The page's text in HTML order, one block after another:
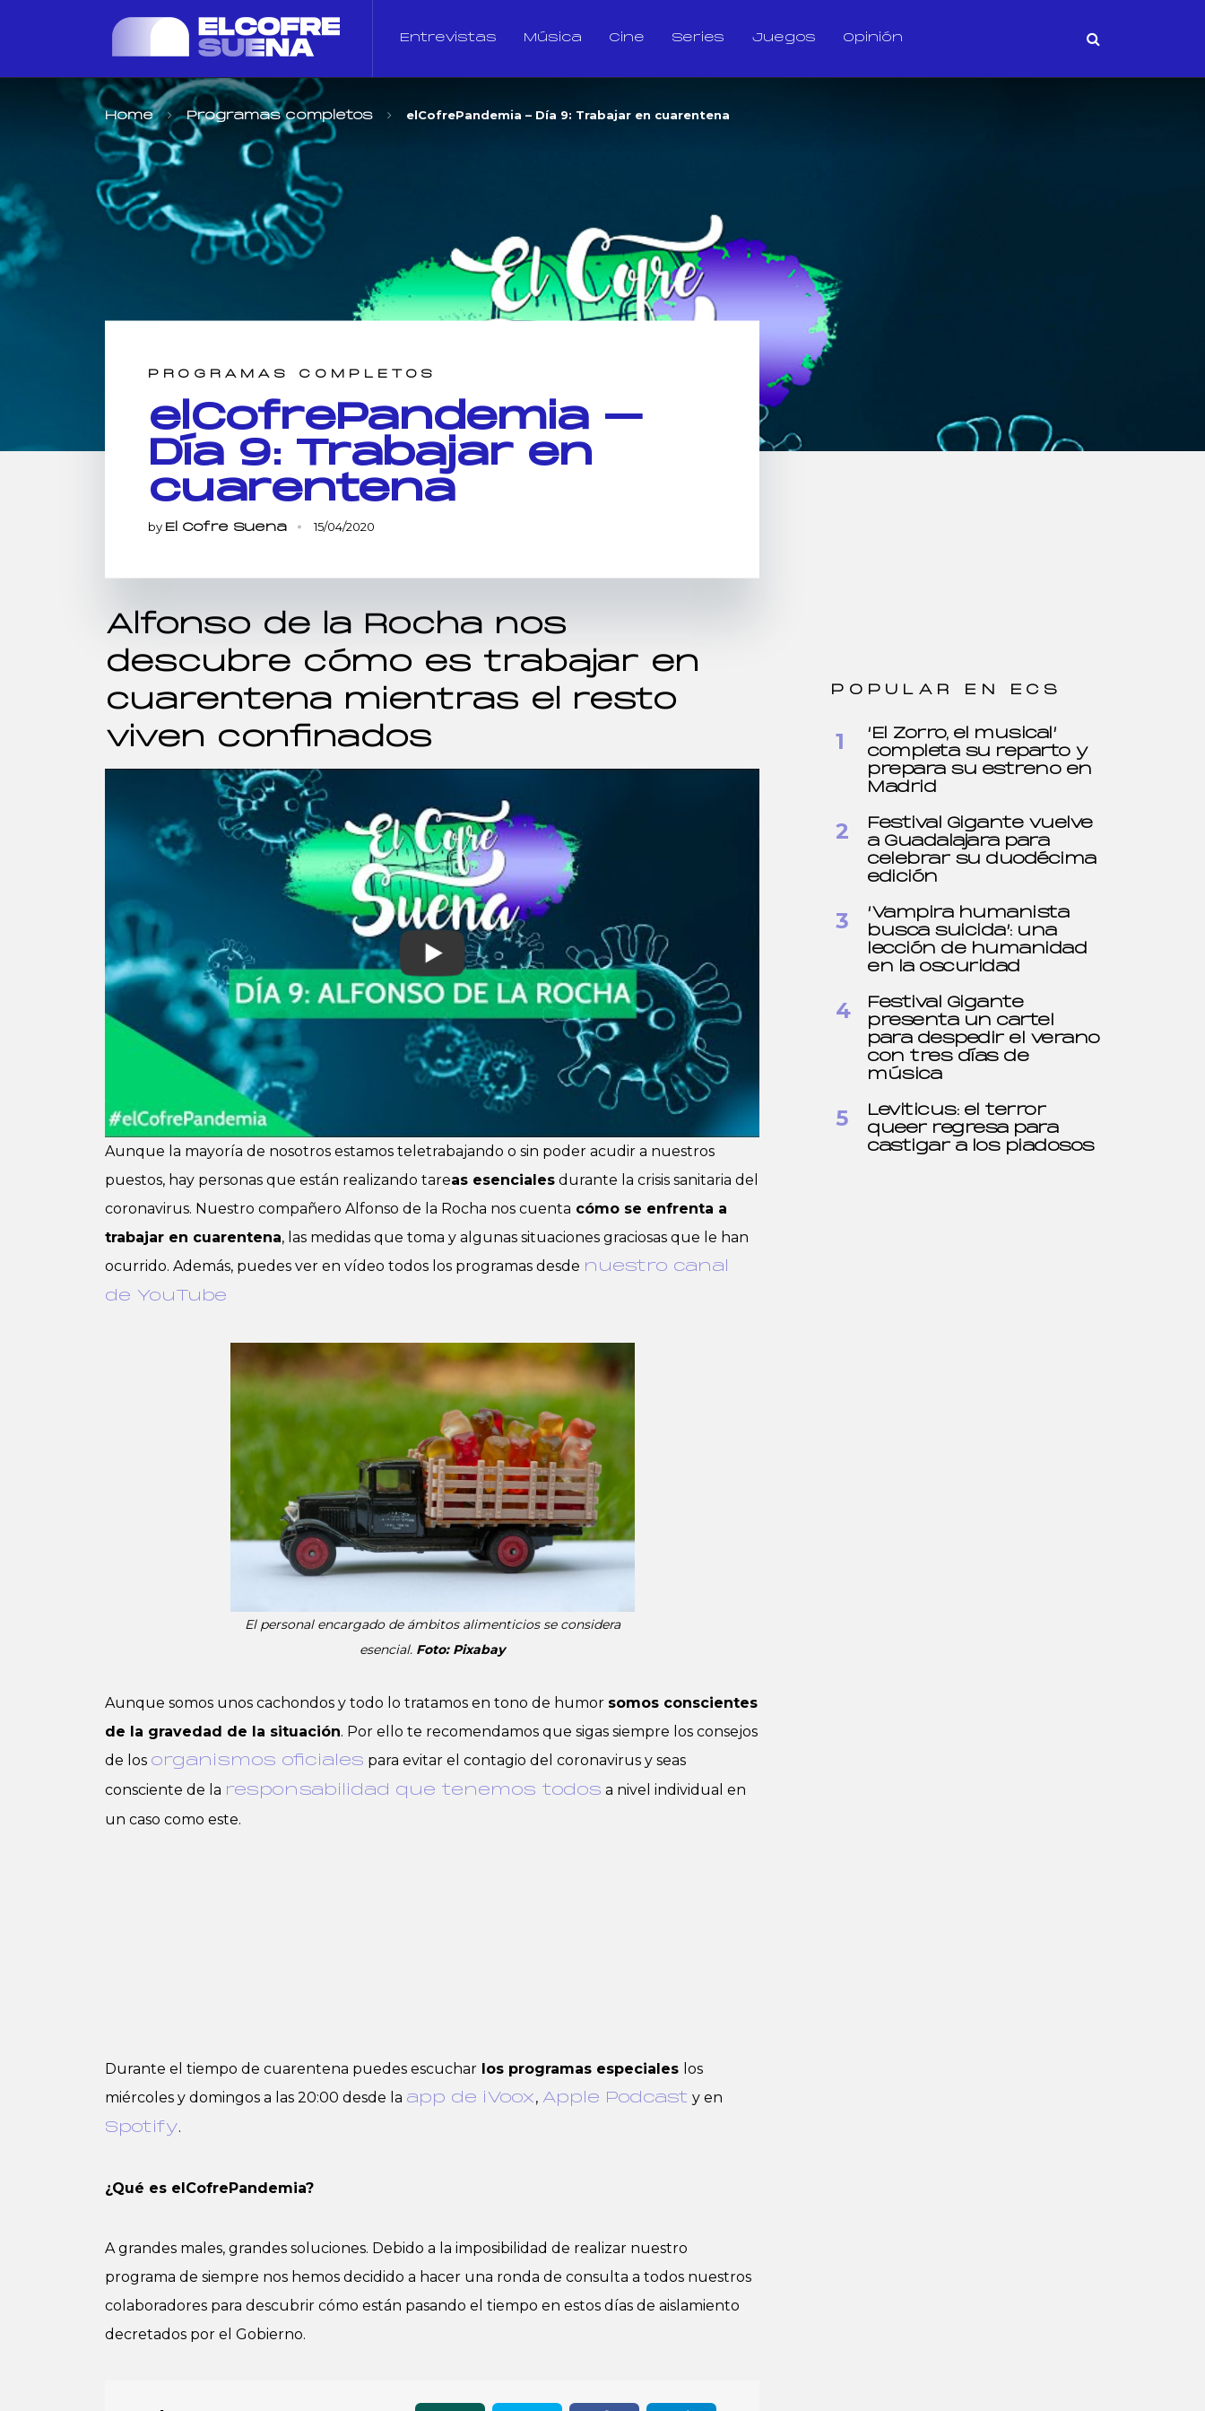
Entrevistas Música Cine Series Juegos Opinión
Home Programas completos elCofrePandemia – Día 9: Trabajar en cuarentena
PROGRAMAS COMPLETOS
elCofrePandemia –
Día 9: Trabajar en
cuarentena
by El Cofre Suena 15/04/2020
Alfonso de la Rocha nos
descubre cómo es trabajar en
cuarentena mientras el resto
viven confinados
Aunque la mayoría de nosotros estamos teletrabajando o sin poder acudir a nuestros
puestos, hay personas que están realizando tareas esenciales durante la crisis sanitaria del
coronavirus. Nuestro compañero Alfonso de la Rocha nos cuenta cómo se enfrenta a
trabajar en cuarentena, las medidas que toma y algunas situaciones graciosas que le han
ocurrido. Además, puedes ver en vídeo todos los programas desde nuestro canal
de YouTube
El personal encargado de ámbitos alimenticios se considera
esencial. Foto: Pixabay
Aunque somos unos cachondos y todo lo tratamos en tono de humor somos conscientes
de la gravedad de la situación. Por ello te recomendamos que sigas siempre los consejos
de los organismos oficiales para evitar el contagio del coronavirus y seas
consciente de la responsabilidad que tenemos todos a nivel individual en
un caso como este.
Durante el tiempo de cuarentena puedes escuchar los programas especiales los
miércoles y domingos a las 20:00 desde la app de iVoox, Apple Podcast y en
Spotify.
¿Qué es elCofrePandemia?
A grandes males, grandes soluciones. Debido a la imposibilidad de realizar nuestro
programa de siempre nos hemos decidido a hacer una ronda de consulta a todos nuestros
colaboradores para descubrir cómo están pasando el tiempo en estos días de aislamiento
decretados por el Gobierno.
POPULAR EN ECS
‘El Zorro, el musical’
completa su reparto y
prepara su estreno en
Madrid
Festival Gigante vuelve
a Guadalajara para
celebrar su duodécima
edición
‘Vampira humanista
busca suicida’: una
lección de humanidad
en la oscuridad
Festival Gigante
presenta un cartel
para despedir el verano
con tres días de
música
Leviticus: el terror
queer regresa para
castigar a los piadosos